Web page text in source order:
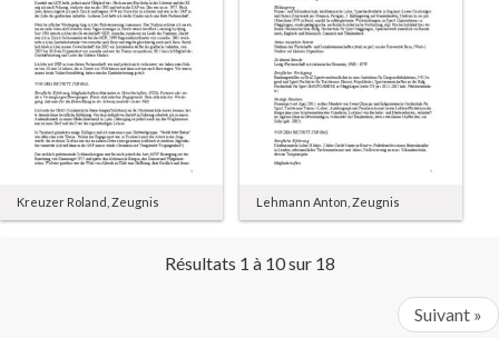
Kreuzer Roland, Zeugnis Lehmann Anton, Zeugnis
Résultats 1 à 10 sur 18
Suivant »